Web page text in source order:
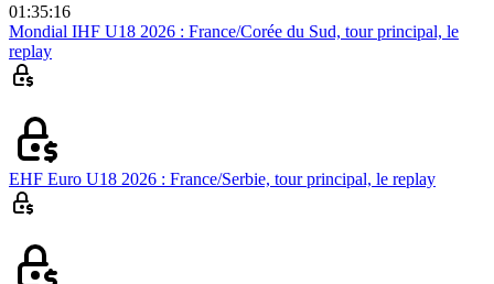
01:35:16
Mondial IHF U18 2026 : France/Corée du Sud, tour principal, le
replay
EHF Euro U18 2026 : France/Serbie, tour principal, le replay